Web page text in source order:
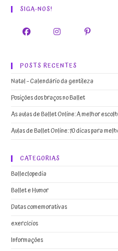
SIGA-NOS!
POSTS RECENTES
Natal – Calendário da gentileza
Posições dos braços no Ballet
As aulas de Ballet Online: A melhor
Aulas de Ballet Online: 10 dicas para
CATEGORIAS
Balleclopedia
Ballet e Humor
Datas comemorativas
exercícios
Informações